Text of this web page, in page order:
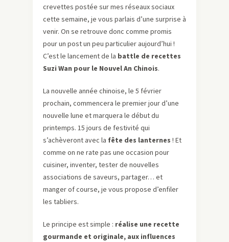
crevettes postée sur mes réseaux sociaux
cette semaine, je vous parlais d’une surprise à
venir. On se retrouve donc comme promis
pour un post un peu particulier aujourd’hui !
C’est le lancement de la battle de recettes
Suzi Wan pour le Nouvel An Chinois.
La nouvelle année chinoise, le 5 février
prochain, commencera le premier jour d’une
nouvelle lune et marquera le début du
printemps. 15 jours de festivité qui
s’achèveront avec la fête des lanternes ! Et
comme on ne rate pas une occasion pour
cuisiner, inventer, tester de nouvelles
associations de saveurs, partager… et
manger of course, je vous propose d’enfiler
les tabliers.
Le principe est simple : réalise une recette
gourmande et originale, aux influences